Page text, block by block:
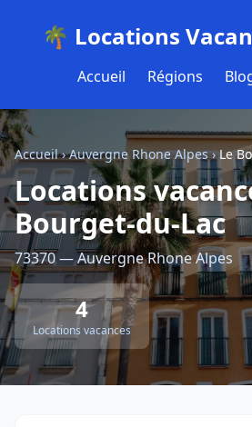
🌴 Locations
Accueil Régions
Accueil›Auvergne Rhone Alpes›Le
Locations
Bourget-du-Lac
73370 — Auvergne Rhone Alpes
4
Locations vacances